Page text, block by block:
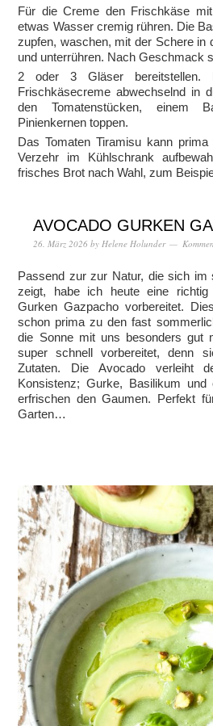
Für die Creme den Frischkäse
etwas Wasser cremig rühren. Die
zupfen, waschen, mit der Schere in
und unterrühren. Nach Geschmack
2 oder 3 Gläser bereitstellen.
Frischkäsecreme abwechselnd in
den Tomatenstücken, einem
Pinienkernen toppen.
Das Tomaten Tiramisu kann
Verzehr im Kühlschrank
frisches Brot nach Wahl, zum
AVOCADO GURKEN
26. März 2026 by Helene Holunder
Passend zur zur Natur, die sich im
zeigt, habe ich heute eine richtig
Gurken Gazpacho vorbereitet.
schon prima zu den fast
die Sonne mit uns besonders gut
super schnell vorbereitet, denn
Zutaten. Die Avocado verleiht
Konsistenz; Gurke, Basilikum und
erfrischen den Gaumen. Perfekt
Garten…